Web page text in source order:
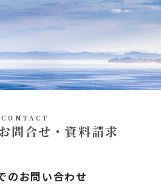
CONTACT
問合せ・資料請求
のお問い合わせ